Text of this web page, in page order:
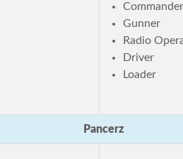
Commander
Gunner
Radio
Driver
Loader
Pancerz